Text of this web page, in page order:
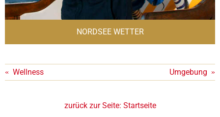
NORDSEE WETTER
« Wellness Umgebung »
zurück zur Seite: Startseite